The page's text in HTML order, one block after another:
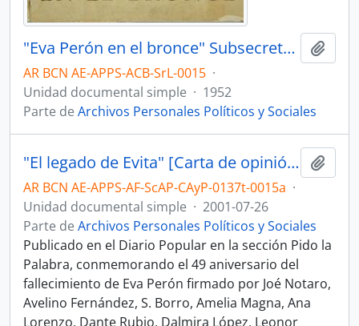
"Eva Perón en el bronce" Subsecretaría de Informaciones, Presidencia Argentina [Libro]
AR BCN AE-APPS-ACB-SrL-0015 ·
Unidad documental simple · 1952
Parte de Archivos Personales Políticos y Sociales
"El legado de Evita" [Carta de opinión]
AR BCN AE-APPS-AF-ScAP-CAyP-0137t-0015a ·
Unidad documental simple · 2001-07-26
Parte de Archivos Personales Políticos y Sociales
Publicado en el Diario Popular en la sección Pido la
Palabra, conmemorando el 49 aniversario del
fallecimiento de Eva Perón firmado por Joé Notaro,
Avelino Fernández, S. Borro, Amelia Magna, Ana
Lorenzo, Dante Rubio, Dalmira López, Leonor